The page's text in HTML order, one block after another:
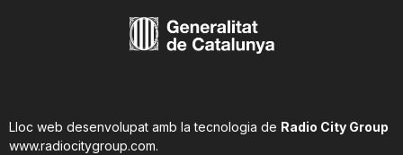
Lloc web desenvolupat amb la tecnologia de Radio City Group
www.radiocitygroup.com.